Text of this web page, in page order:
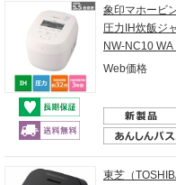
象印マホービ
圧力IH炊飯ジ
NW-NC10
Web価格
東芝（